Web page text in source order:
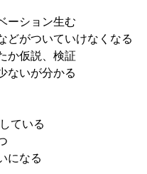
ーション生む
がついていけなくなる
か仮説、検証
ないが分かる
ている
になる